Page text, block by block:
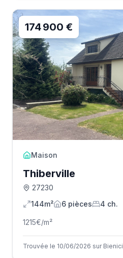
174 900 €
Maison
Thiberville
27230
144m²
6 pièces 4 ch.
1215€/m²
Trouvée le 10/06/2026 sur Bienici